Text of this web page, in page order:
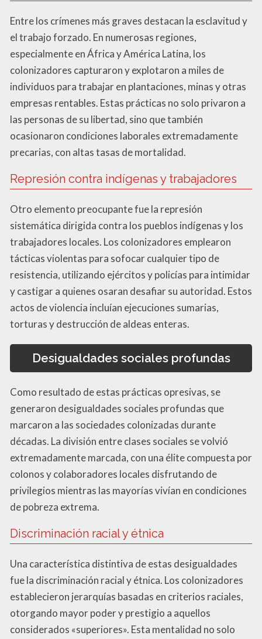
Entre los crímenes más graves destacan la esclavitud y
el trabajo forzado. En numerosas regiones,
especialmente en África y América Latina, los
colonizadores capturaron y explotaron a miles de
individuos para trabajar en plantaciones, minas y otras
empresas rentables. Estas prácticas no solo privaron a
las personas de su libertad, sino que también
ocasionaron condiciones laborales extremadamente
precarias, con altas tasas de mortalidad.
Represión contra indígenas y trabajadores
Otro elemento preocupante fue la represión
sistemática dirigida contra los pueblos indígenas y los
trabajadores locales. Los colonizadores emplearon
tácticas violentas para sofocar cualquier tipo de
resistencia, utilizando ejércitos y policías para intimidar
y castigar a quienes osaran desafiar su autoridad. Estos
actos de violencia incluían ejecuciones sumarias,
torturas y destrucción de aldeas enteras.
Desigualdades sociales profundas
Como resultado de estas prácticas opresivas, se
generaron desigualdades sociales profundas que
marcaron a las sociedades colonizadas durante
décadas. La división entre clases sociales se volvió
extremadamente marcada, con una élite compuesta por
colonos y colaboradores locales disfrutando de
privilegios mientras las mayorías vivían en condiciones
de pobreza extrema.
Discriminación racial y étnica
Una característica distintiva de estas desigualdades
fue la discriminación racial y étnica. Los colonizadores
establecieron jerarquías basadas en criterios raciales,
otorgando mayor poder y prestigio a aquellos
considerados «superiores». Esta mentalidad no solo